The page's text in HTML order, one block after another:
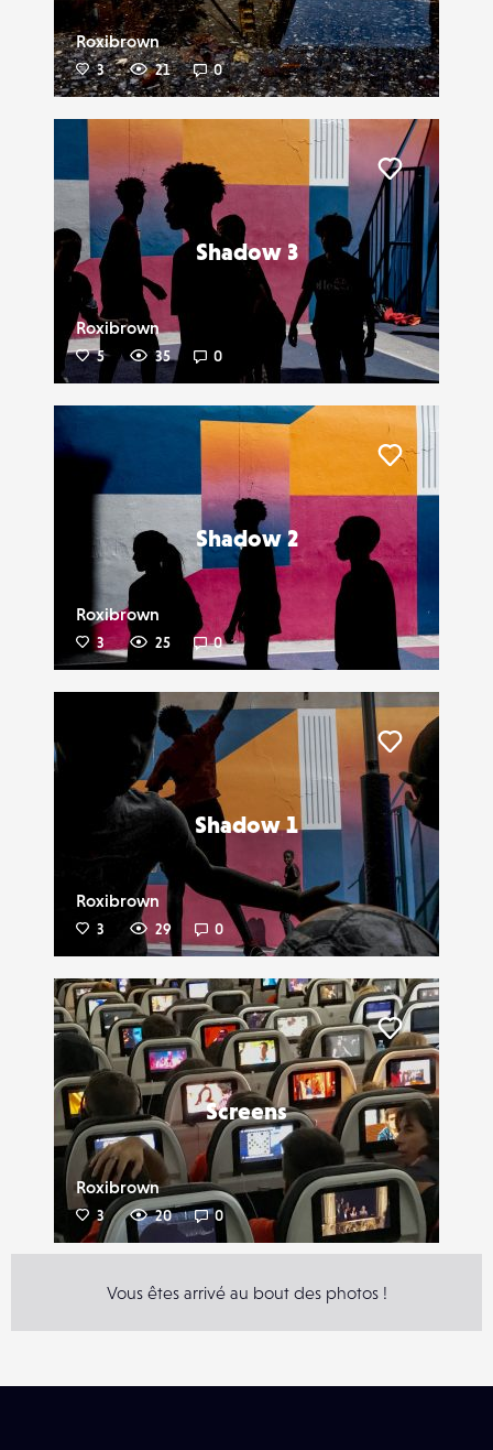
Roxibrown
3 21 0
Shadow 3
Roxibrown
5 35 0
Liker
Shadow 2
Roxibrown
3 25 0
Shadow 1
Roxibrown
3 29 0
Screens
Roxibrown
3 20 0
Liker
Vous êtes arrivé au bout des photos !